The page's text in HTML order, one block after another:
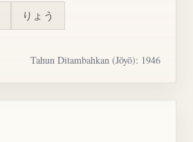
りょう
Tahun Ditambahkan (Jōyō): 1946